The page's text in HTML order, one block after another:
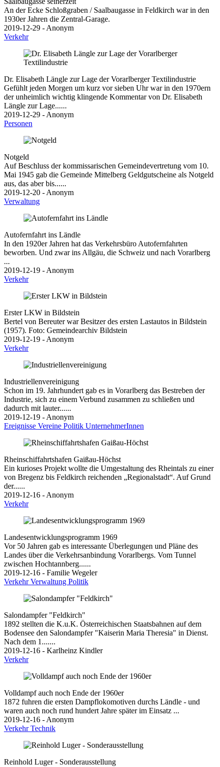
An der Ecke Schloßgraben / Saalbaugasse in Feldkirch war in den
1930er Jahren die Zentral-Garage.
2019-12-29 - Anonym
Verkehr
Dr. Elisabeth Längle zur Lage der Vorarlberger Textilindustrie
Gefühlt jeden Morgen um kurz vor sieben Uhr war in den 1970ern
der unheimlich wichtig klingende Kommentar von Dr. Elisabeth
Längle zur Lage......
2019-12-29 - Anonym
Personen
Notgeld
Auf Beschluss der kommissarischen Gemeindevertretung vom 10.
Mai 1945 gab die Gemeinde Mittelberg Geldgutscheine als Notgeld
aus, das aber bis......
2019-12-20 - Anonym
Verwaltung
Autofernfahrt ins Ländle
In den 1920er Jahren hat das Verkehrsbüro Autofernfahrten
beworben. Und zwar ins Allgäu, die Schweiz und nach Vorarlberg
...
2019-12-19 - Anonym
Verkehr
Erster LKW in Bildstein
Bertel von Bereuter war Besitzer des ersten Lastautos in Bildstein
(1957). Foto: Gemeindearchiv Bildstein
2019-12-19 - Anonym
Verkehr
Industriellenvereinigung
Schon im 19. Jahrhundert gab es in Vorarlberg das Bestreben der
Industrie, sich zu einem Verbund zusammen zu schließen und
dadurch mit lauter......
2019-12-19 - Anonym
Ereignisse Vereine Politik UnternehmerInnen
Rheinschiffahrtshafen Gaißau-Höchst
Ein kurioses Projekt wollte die Umgestaltung des Rheintals zu einer
von Bregenz bis Feldkirch reichenden „Regionalstadt“. Auf Grund
der......
2019-12-16 - Anonym
Verkehr
Landesentwicklungsprogramm 1969
Vor 50 Jahren gab es interessante Überlegungen und Pläne des
Landes über die Verkehrsanbindung Vorarlbergs. Vom Tunnel
zwischen Hochtannberg......
2019-12-16 - Familie Wegeler
VerkehrVerwaltung Politik
Salondampfer "Feldkirch"
1892 stellten die K.u.K. Österreichischen Staatsbahnen auf dem
Bodensee den Salondampfer "Kaiserin Maria Theresia" in Dienst.
Nach dem 1.......
2019-12-16 - Karlheinz Kindler
Verkehr
Volldampf auch noch Ende der 1960er
1872 fuhren die ersten Dampflokomotiven durchs Ländle - und
waren auch noch rund hundert Jahre später im Einsatz ...
2019-12-16 - Anonym
VerkehrTechnik
Reinhold Luger - Sonderausstellung